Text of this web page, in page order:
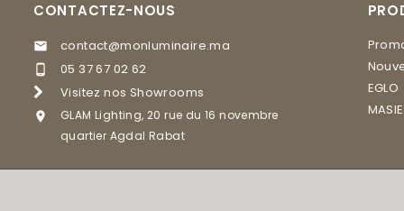
CONTACTEZ-NOUS
 contact@monluminaire.ma

05 37 67 02 62
Visitez nos Showrooms

GLAM Lighting, 20 rue du 16 novembre
quartier Agdal Rabat
EGLO